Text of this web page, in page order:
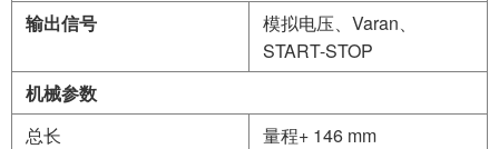
输出信号
模拟电压、Varan、
START-STOP
机械参数
总长
量程+ 146 mm